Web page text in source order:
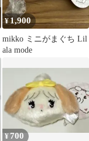
¥1,900
mikko ミニがまぐち Lil
ala mode
¥700